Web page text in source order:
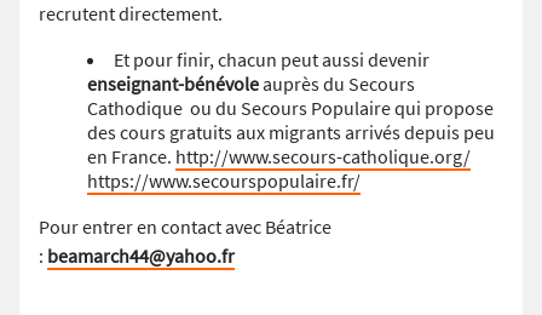
recrutent directement.
Et pour finir, chacun peut aussi devenir
enseignant-bénévoleauprès du Secours
Cathodique ou du Secours Populaire qui propose
des cours gratuits aux migrants arrivés depuis peu
en France. http://www.secours-catholique.org/
https://www.secourspopulaire.fr/
Pour entrer en contact avec Béatrice
: beamarch44@yahoo.fr